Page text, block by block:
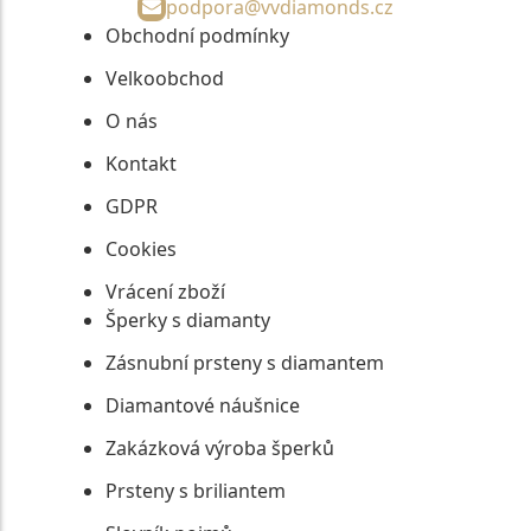
podpora@vvdiamonds.cz
Obchodní podmínky
Velkoobchod
O nás
Kontakt
GDPR
Cookies
Vrácení zboží
Šperky s diamanty
Zásnubní prsteny s diamantem
Diamantové náušnice
Zakázková výroba šperků
Prsteny s briliantem